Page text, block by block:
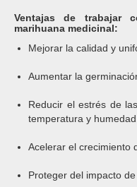
Ventajas de trabajar
marihuana medicinal:
Mejorar la calidad y
Aumentar la
Reducir el estrés de
temperatura y humedad.
Acelerar el crecimiento
Proteger del impacto